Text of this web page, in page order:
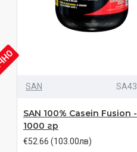
SAN SA43
SAN 100% Casein Fusion -
1000 гр
€52.66 (103.00лв)